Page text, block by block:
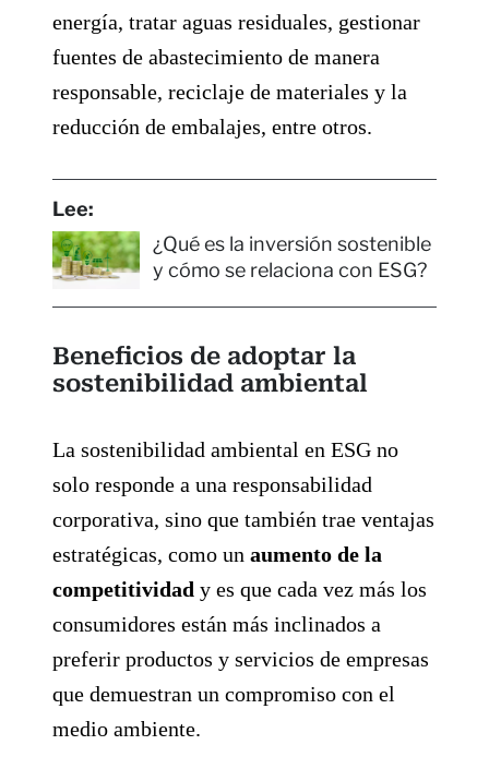
energía, tratar aguas residuales, gestionar
fuentes de abastecimiento de manera
responsable, reciclaje de materiales y la
reducción de embalajes, entre otros.
Lee:
¿Qué es la inversión sostenible
y cómo se relaciona con ESG?
Beneficios de adoptar la
sostenibilidad ambiental
La sostenibilidad ambiental en ESG no
solo responde a una responsabilidad
corporativa, sino que también trae ventajas
estratégicas, como un aumento de la
competitividad y es que cada vez más los
consumidores están más inclinados a
preferir productos y servicios de empresas
que demuestran un compromiso con el
medio ambiente.